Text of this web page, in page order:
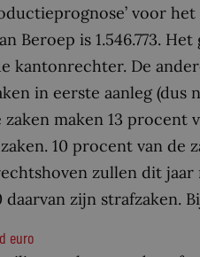
voor
Beroep is 1.546.773.
kantonrechter. De
in eerste aanleg
zaken maken 13
10 procent van de
zullen dit jaar
daarvan zijn strafzaken.
euro